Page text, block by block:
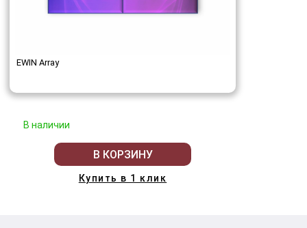
EWIN Array
В наличии
В КОРЗИНУ
Купить в 1 клик